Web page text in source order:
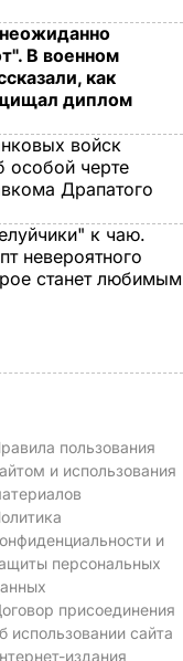
Самые
жареные
18.09БУЛЬВАР
В военном
как
диплом
войск
особой черте
Драпатого
к чаю.
невероятного
станет любимым
пользования
и использования
и
персональных
присоединения
использовании сайта
издания